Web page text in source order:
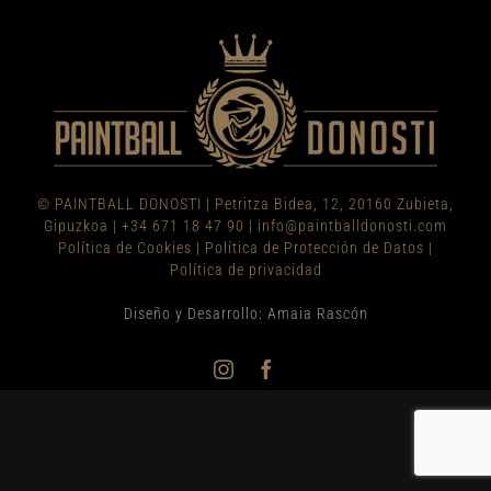
© PAINTBALL DONOSTI | Petritza Bidea, 12, 20160 Zubieta,
Gipuzkoa | +34 671 18 47 90 | info@paintballdonosti.com
Política de Cookies | Política de Protección de Datos |
Política de privacidad
Diseño y Desarrollo: Amaia Rascón
Instagram